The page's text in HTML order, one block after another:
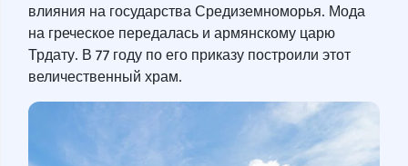
влияния на государства Средиземноморья. Мода
на греческое передалась и армянскому царю
Трдату. В 77 году по его приказу построили этот
величественный храм.